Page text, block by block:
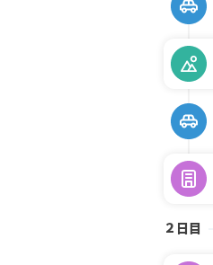
２日目